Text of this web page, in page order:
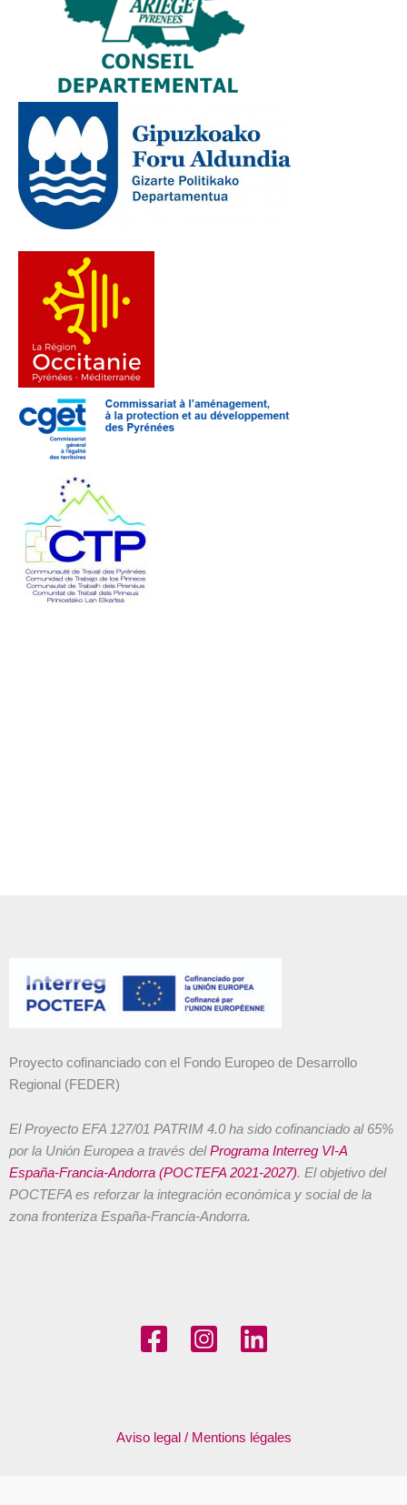
Proyecto cofinanciado con el Fondo Europeo de Desarrollo
Regional (FEDER)
El Proyecto EFA 127/01 PATRIM 4.0 ha sido cofinanciado al 65%
por la Unión Europea a través delPrograma Interreg VI-A
España-Francia-Andorra (POCTEFA 2021-2027). El objetivo del
POCTEFA es reforzar la integración económica y social de la
zona fronteriza España-Francia-Andorra.
Aviso legal / Mentions légales